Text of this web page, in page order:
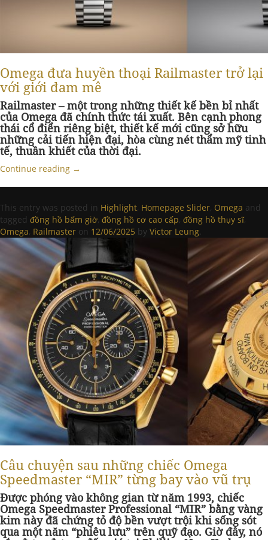
Omega đưa huyền thoại Railmaster trở lại
với giới đam mê
Railmaster – một trong những thiết kế bền bỉ nhất
của Omega đã chính thức tái xuất. Bên cạnh phong
thái cổ điển riêng biệt, thiết kế mới cũng sở hữu
những cải tiến hiện đại, hòa cùng nét thẩm mỹ tinh
tế, thuần khiết của thời đại.
Continue reading →
This entry was posted in Highlight, Homepage Slider, Omega and
tagged đồng hồ bấm giờ, đồng hồ cơ cao cấp, đồng hồ thụy sĩ,
Omega, Railmaster on 12/06/2025 by Victor Leung.
Câu chuyện sau những chiếc Omega
Speedmaster “MIR” từng bay vào vũ trụ
Được phóng vào không gian từ năm 1993, chiếc
Omega Speedmaster Professional “MIR” bằng vàng
kim này đã chứng tỏ độ bền vượt trội khi sống sót
qua một năm “phiêu lưu” trên quỹ đạo. Giờ đây, nó